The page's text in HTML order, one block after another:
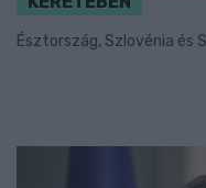
Észtország, Szlovénia és